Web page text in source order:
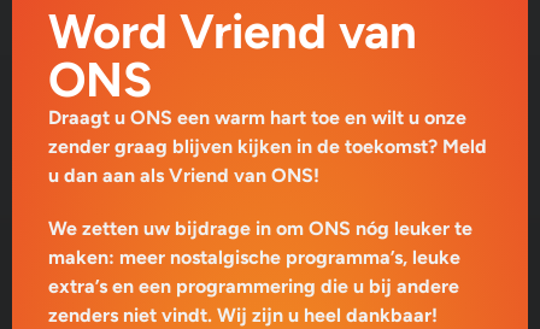
Word Vriend van
ONS
Draagt u ONS een warm hart toe en wilt u onze
zender graag blijven kijken in de toekomst? Meld
u dan aan als Vriend van ONS!
We zetten uw bijdrage in om ONS nóg leuker te
maken: meer nostalgische programma’s, leuke
extra’s en een programmering die u bij andere
zenders niet vindt. Wij zijn u heel dankbaar!